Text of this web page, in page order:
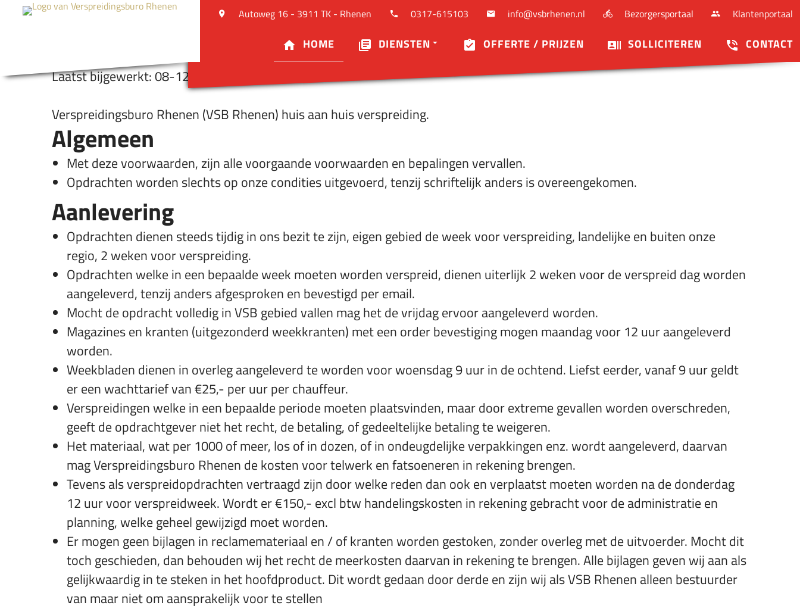
Autoweg 16 - 3911 TK - Rhenen 0317-615103 info@vsbrhenen.nl Bezorgersportaal Klantenportaal
HOME DIENSTEN OFFERTE / PRIJZEN SOLLICITEREN CONTACT
Algemene verspreidings- en betalingsvoorwaarden
2021/2022
Laatst bijgewerkt: 08-12-2021
Verspreidingsburo Rhenen (VSB Rhenen) huis aan huis verspreiding.
Algemeen
Met deze voorwaarden, zijn alle voorgaande voorwaarden en bepalingen vervallen.
Opdrachten worden slechts op onze condities uitgevoerd, tenzij schriftelijk anders is overeengekomen.
Aanlevering
Opdrachten dienen steeds tijdig in ons bezit te zijn, eigen gebied de week voor verspreiding, landelijke en buiten onze
regio, 2 weken voor verspreiding.
Opdrachten welke in een bepaalde week moeten worden verspreid, dienen uiterlijk 2 weken voor de verspreid dag worden
aangeleverd, tenzij anders afgesproken en bevestigd per email.
Mocht de opdracht volledig in VSB gebied vallen mag het de vrijdag ervoor aangeleverd worden.
Magazines en kranten (uitgezonderd weekkranten) met een order bevestiging mogen maandag voor 12 uur aangeleverd
worden.
Weekbladen dienen in overleg aangeleverd te worden voor woensdag 9 uur in de ochtend. Liefst eerder, vanaf 9 uur geldt
er een wachttarief van €25,- per uur per chauffeur.
Verspreidingen welke in een bepaalde periode moeten plaatsvinden, maar door extreme gevallen worden overschreden,
geeft de opdrachtgever niet het recht, de betaling, of gedeeltelijke betaling te weigeren.
Het materiaal, wat per 1000 of meer, los of in dozen, of in ondeugdelijke verpakkingen enz. wordt aangeleverd, daarvan
mag Verspreidingsburo Rhenen de kosten voor telwerk en fatsoeneren in rekening brengen.
Tevens als verspreidopdrachten vertraagd zijn door welke reden dan ook en verplaatst moeten worden na de donderdag
12 uur voor verspreidweek. Wordt er €150,- excl btw handelingskosten in rekening gebracht voor de administratie en
planning, welke geheel gewijzigd moet worden.
Er mogen geen bijlagen in reclamemateriaal en / of kranten worden gestoken, zonder overleg met de uitvoerder. Mocht dit
toch geschieden, dan behouden wij het recht de meerkosten daarvan in rekening te brengen. Alle bijlagen geven wij aan als
gelijkwaardig in te steken in het hoofdproduct. Dit wordt gedaan door derde en zijn wij als VSB Rhenen alleen bestuurder
van maar niet om aansprakelijk voor te stellen